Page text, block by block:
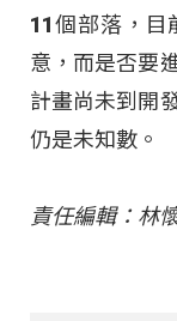
11個部落，目
意，而是否要
計畫尚未到開
仍是未知數。
責任編輯：林